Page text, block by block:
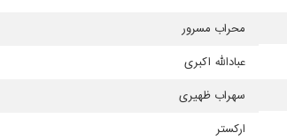
محراب مسرور
عبادالله اكبری
سهراب ظهیری
اركستر